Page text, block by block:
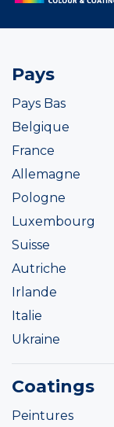
Pays
Pays Bas
Belgique
France
Allemagne
Pologne
Luxembourg
Suisse
Autriche
Irlande
Italie
Ukraine
Coatings
Peintures